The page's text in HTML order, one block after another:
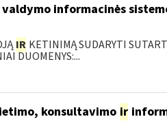
informacinės
IR KETINIMĄ SUDARYTI
DUOMENYS:...
konsultavimo ir